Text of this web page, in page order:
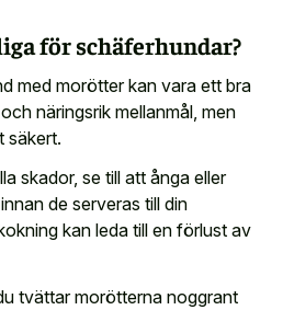
för schäferhundar?
med morötter kan vara ett bra
näringsrik mellanmål, men
säkert.
skador, se till att ånga eller
de serveras till din
kan leda till en förlust av
tvättar morötterna noggrant